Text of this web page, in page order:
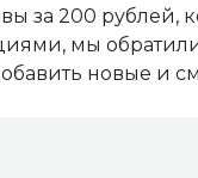
за 200 рублей,
мы
новые и